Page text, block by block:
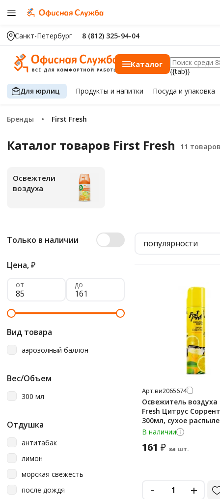
Санкт-Петербург 8 (812) 325-94-04
Каталог
{{tab}}
Для юрлиц Продуктыи напитки Посуда и упаковка
Бренды First Fresh
Каталог товаров First Fresh
Освежтели
воздуха
Только в наличии
Цена,₽
от до
Вид товара
аэрозолный баллон
Вес/Объем
300 мл
Отдушка
антитабак
лимон
морская свежесть
после дождя
популярности
Арт.ви2065674
Освежитель воздуха
Fresh Цитрус
300мл, сухое
В наличии
161 ₽ за шт.
- +